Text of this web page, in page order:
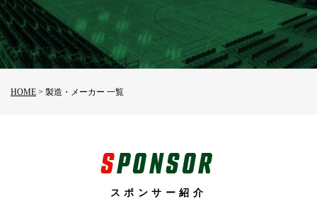
HOME > 製造・メーカー 一覧
SPONSOR
スポンサー紹介